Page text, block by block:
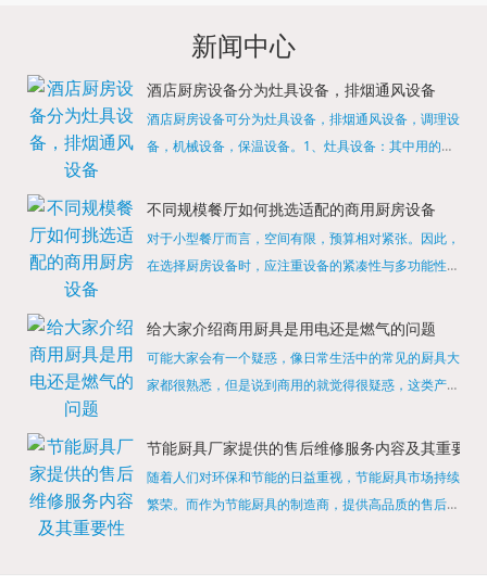
新闻中心
酒店厨房设备分为灶具设备，排烟通风设备
酒店厨房设备可分为灶具设备，排烟通风设备，调理设
备，机械设备，保温设备。1、灶具设备：其中用的较
缺少的，经过相关检测证明的合格设备才能进行使用，
不同规模餐厅如何挑选适配的商用厨房设备
对于小型餐厅而言，空间有限，预算相对紧张。因此，
在选择厨房设备时，应注重设备的紧凑性与多功能性。
烹饪设备，既能节省空间，又能满足多样化的烹饪需
给大家介绍商用厨具是用电还是燃气的问题
可能大家会有一个疑惑，像日常生活中的常见的厨具大
家都很熟悉，但是说到商用的就觉得很疑惑，这类产品
店用的就是商用的吗?还真别说，真被大家猜对了，这
节能厨具厂家提供的售后维修服务内容及其重要性
随着人们对环保和节能的日益重视，节能厨具市场持续
繁荣。而作为节能厨具的制造商，提供高品质的售后维